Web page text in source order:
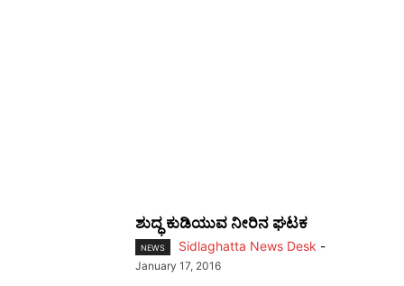
ಶುದ್ಧ ಕುಡಿಯುವ ನೀರಿನ ಘಟಕ
NEWS Sidlaghatta News Desk -
January 17, 2016